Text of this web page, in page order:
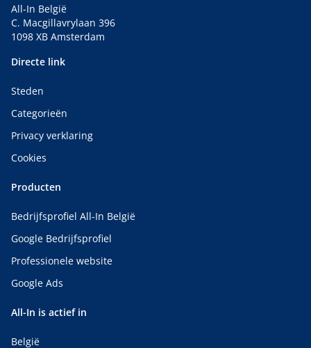
All-In België
C. Macgillavrylaan 396
1098 XB Amsterdam
Directe link
Steden
Categorieën
Privacy verklaring
Cookies
Producten
Bedrijfsprofiel All-In België
Google Bedrijfsprofiel
Professionele website
Google Ads
All-In is actief in
België